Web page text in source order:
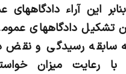
این آراء
تشکیل دادگاههای
سابقه رسیدگی و نقض
با رعایت میزان